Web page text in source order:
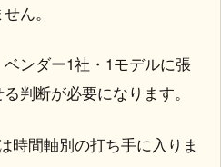
ん。
ンダー1社・1モデルに張
判断が必要になります。
時間軸別の打ち手に入りま